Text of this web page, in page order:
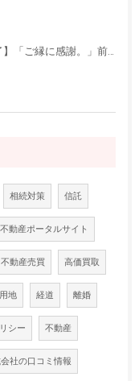
【無事にお引渡し完了】「ご縁に感謝。」前回ご紹介した中古一戸建てのお引渡しが終了しました
相続対策 信託
不動産ポータルサイト
不動産売買 高価買取
地 経道 離婚
シー 不動産
社の口コミ情報